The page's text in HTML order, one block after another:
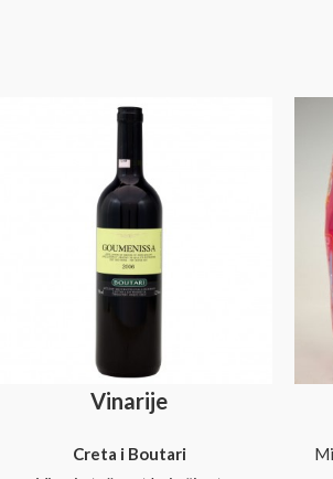
Vinarije
Creta i Boutari